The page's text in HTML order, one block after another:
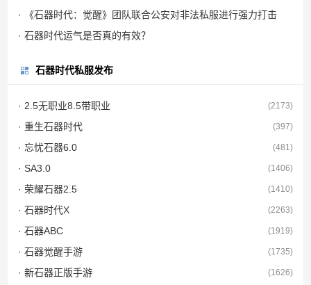
· 《石器时代：觉醒》团队联合公安对非法私服进行强力打击
· 石器时代运气是否真的有效？
石器时代私服发布
· 2.5无职业8.5带职业 (2173)
· 重生石器时代 (397)
· 忘忧石器6.0 (481)
· SA3.0 (1406)
· 荣耀石器2.5 (1410)
· 石器时代X (2263)
· 石器ABC (1919)
· 石器觉醒手游 (1735)
· 新石器正版手游 (1626)